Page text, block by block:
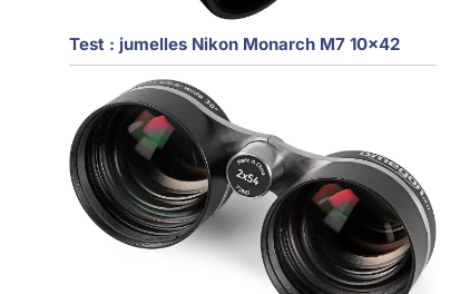
Test : jumelles Nikon Monarch M7 10×42